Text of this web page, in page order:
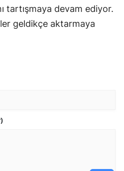
tartışmaya devam ediyor.
geldikçe aktarmaya